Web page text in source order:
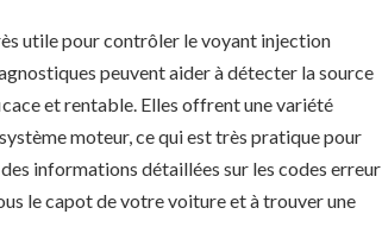
utile pour contrôler le voyant injection
peuvent aider à détecter la source
et rentable. Elles offrent une variété
moteur, ce qui est très pratique pour
informations détaillées sur les codes erreur
le capot de votre voiture et à trouver une